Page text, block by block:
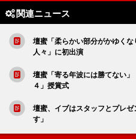
関連ニュース
壇蜜「柔らかい部分がかゆく
人々」に初出演
壇蜜「寄る年波には勝てない
４」授賞式
壇蜜、イブはスタッフとプレ
す」